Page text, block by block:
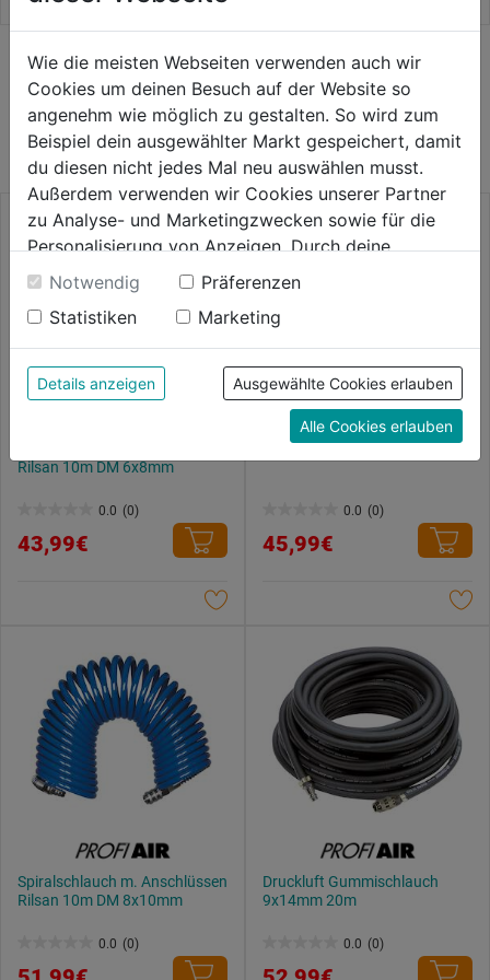
WEITERE PRODUKTE AUS DIESER
KATEGORIE
Rilsan 10m DM 6x8mm
0.0 (0)
von
43,99€
Druckminderer IG 1/4"
0.0 (0)
von
45,99€
Spiralschlauch m. Anschlüssen
Rilsan 10m DM 8x10mm
0.0 (0)
Druckluft Gummischlauch
9x14mm 20m
0.0 (0)
Wie die meisten Webseiten verwenden auch wir
Cookies um deinen Besuch auf der Website so
angenehm wie möglich zu gestalten. So wird zum
Beispiel dein ausgewählter Markt gespeichert, damit
du diesen nicht jedes Mal neu auswählen musst.
Außerdem verwenden wir Cookies unserer Partner
zu Analyse- und Marketingzwecken sowie für die
Personalisierung von Anzeigen. Durch deine
Einwilligung werden die Daten von Drittanbieter,
unter anderem auch in den USA, verarbeitet.
Durch Klick auf "Alle Cookies erlauben" stimmst du
der Verwendung aller Cookies zu. Unter "Details
anzeigen" findest du alle Infos zu den
unterschiedlichen Cookies, unter "Cookies
Konfigurieren" kannst du auswählen, welche Cookies
du zulassen möchtest und welche nicht.
Datenschutzerklärung
Notwendig
Präferenzen
Statistiken
Marketing
Details anzeigen Ausgewählte Cookies erlauben
Alle Cookies erlauben